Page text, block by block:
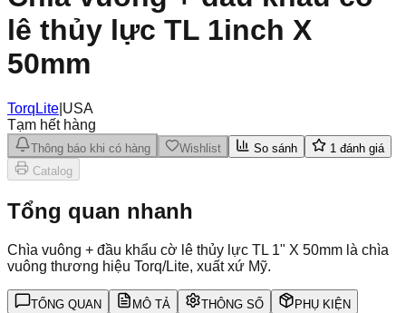
lê thủy lực TL 1inch X
50mm
TorqLite USA
Tạm hết hàng
Thông báo khi có hàng Wishlist So sánh 1 đánh giá
Catalog
Tổng quan nhanh
Chìa vuông + đầu khẩu cờ lê thủy lực TL 1" X 50mm là chìa
vuông thương hiệu Torq/Lite, xuất xứ Mỹ.
TỔNG QUAN MÔ TẢ THÔNG SỐ
PHỤ KIỆN